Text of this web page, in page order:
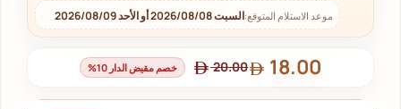
موعد الاستلام المتوقع:السبت 2026/08/08 أو الأحد 2026/08/09
20.00 18.00 خصم مقيض الدار 10%